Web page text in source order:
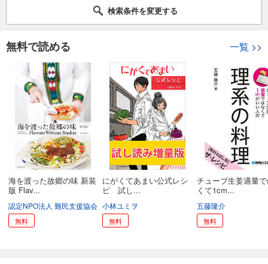
検索条件を変更する
無料で読める 一覧 >>
海を渡った故郷の味 新装
版 Flav...
認定NPO法人 難民支援協会
無料
にがくてあまい公式レシ
ピ 試し...
小林ユミヲ
無料
チューブ生姜適量
くて1cm...
五藤隆介
無料